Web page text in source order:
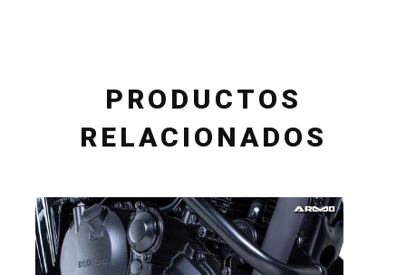
PRODUCTOS
RELACIONADOS